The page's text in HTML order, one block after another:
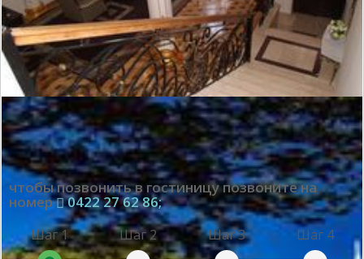
чтобы позвонить в гостиницу позвоните на
номер 0422 27 62 86;
Шаг 1 Шаг 2 Шаг 3 Шаг 4